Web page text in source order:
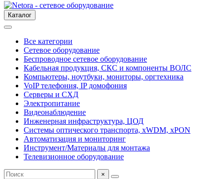
Каталог
Все категории
Сетевое оборудование
Беспроводное сетевое оборудование
Кабельная продукция, СКС и компоненты ВОЛС
Компьютеры, ноутбуки, мониторы, оргтехника
VoIP телефония, IP домофония
Серверы и СХД
Электропитание
Видеонаблюдение
Инженерная инфраструктура, ЦОД
Системы оптического транспорта, xWDM, xPON
Автоматизация и мониторинг
Инструмент/Материалы для монтажа
Телевизионное оборудование
×